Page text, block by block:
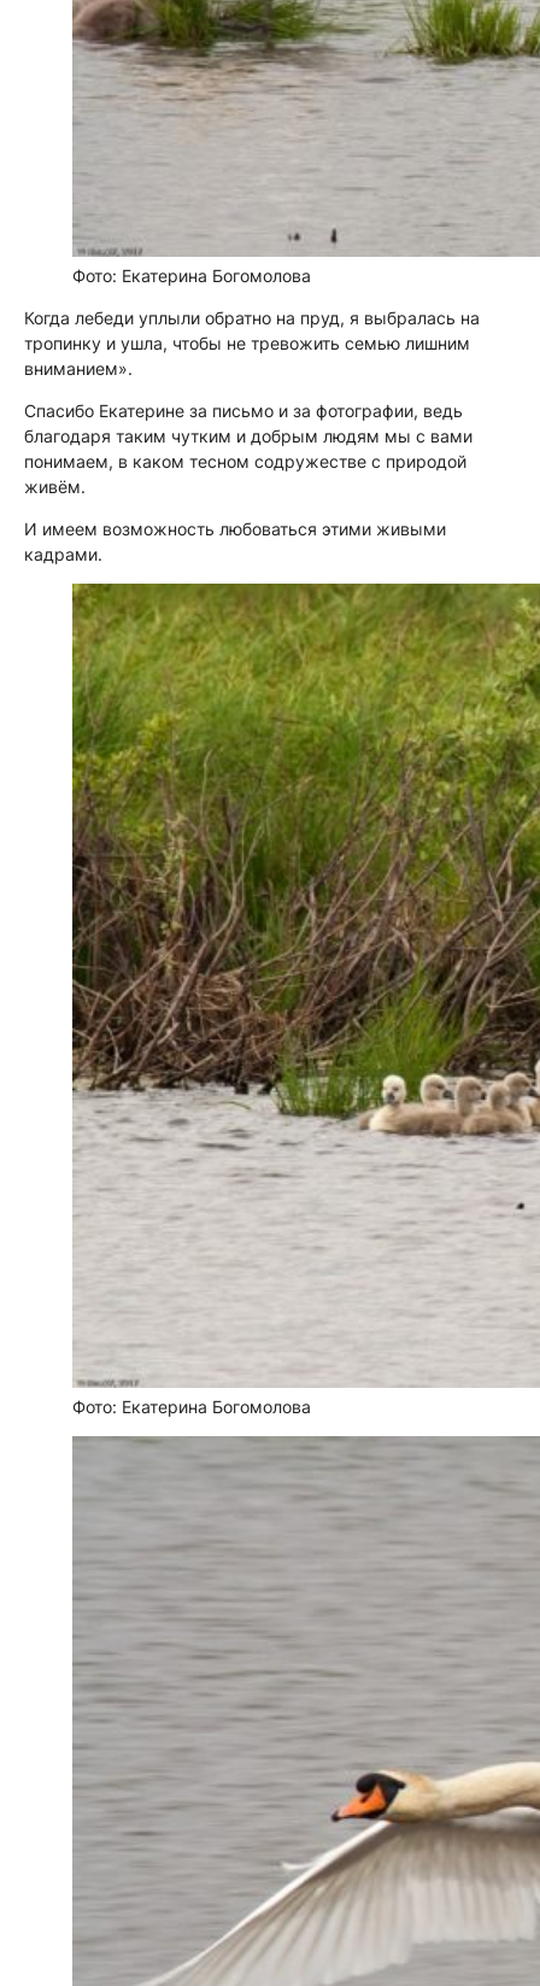
Фото: Екатерина Богомолова
Когда лебеди уплыли обратно на пруд, я выбралась на
тропинку и ушла, чтобы не тревожить семью лишним
вниманием».
Спасибо Екатерине за письмо и за фотографии, ведь
благодаря таким чутким и добрым людям мы с вами
понимаем, в каком тесном содружестве с природой
живём.
И имеем возможность любоваться этими живыми
кадрами.
Фото: Екатерина Богомолова